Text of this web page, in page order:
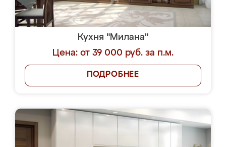
Кухня "Милана"
Цена: от 39 000 руб. за п.м.
ПОДРОБНЕЕ